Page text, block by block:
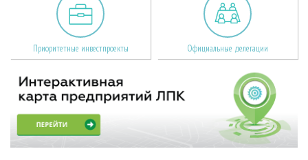
Приоритетные инвестпроекты Официальные делегации